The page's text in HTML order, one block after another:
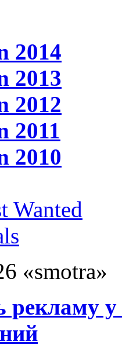
2014
2013
2012
2011
2010
Wanted
«smotra»
рекламу у